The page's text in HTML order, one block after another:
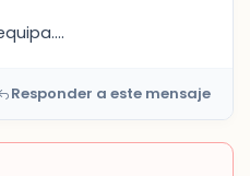
Responder a este mensaje